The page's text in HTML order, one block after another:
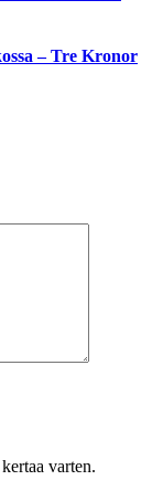
– Tre Kronor
varten.